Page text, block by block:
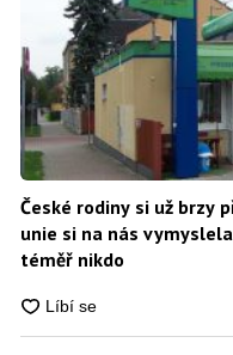
České rodiny si už brzy
unie si na nás
téměř nikdo